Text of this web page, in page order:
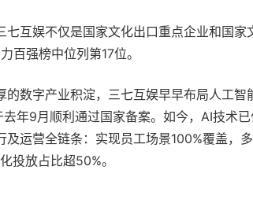
互娱不仅是国家文化出口重点企业和国家
百强榜中位列第17位。
数字产业积淀，三七互娱早早布局人工智
年9月顺利通过国家备案。如今，AI技术
及运营全链条：实现员工场景100%覆盖，
投放占比超50%。